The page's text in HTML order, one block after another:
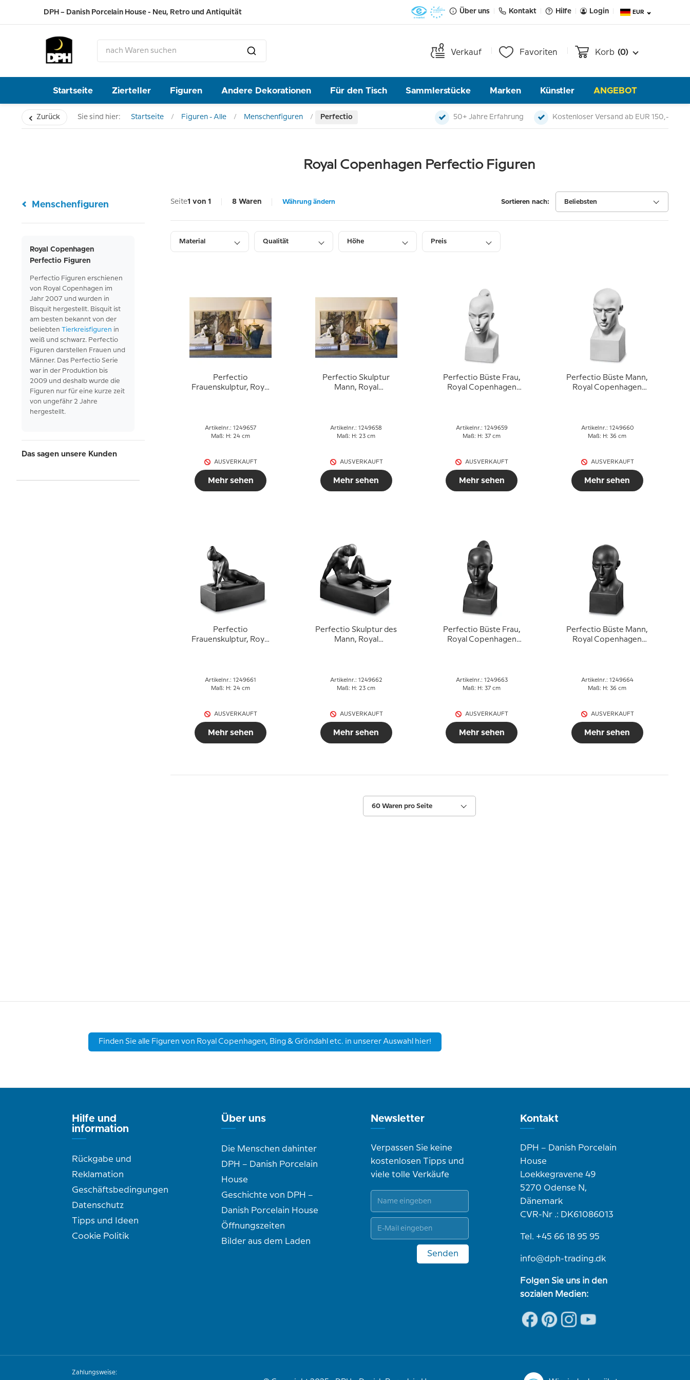
DPH – Danish Porcelain House - Neu, Retro und Antiquität Über uns Kontakt Hilfe Login EUR
Verkauf Favoriten Korb (0)
Startseite Zierteller Figuren Andere Dekorationen Für den Tisch Sammlerstücke Marken Künstler ANGEBOT
Zurück Sie sind hier: Startseite Figuren - Alle Menschenfiguren Perfectio 50+ Jahre Erfahrung Kostenloser Versand ab EUR 150,-
Menschenfiguren
Royal Copenhagen
Perfectio Figuren
Perfectio Figuren erschienen
von Royal Copenhagen im
Jahr 2007 und wurden in
Bisquit hergestellt. Bisquit ist
am besten bekannt von der
beliebten Tierkreisfiguren in
weiß und schwarz. Perfectio
Figuren darstellen Frauen und
Männer. Das Perfectio Serie
war in der Produktion bis
2009 und deshalb wurde die
Figuren nur für eine kurze zeit
von ungefähr 2 Jahre
hergestellt.
Das sagen unsere Kunden
Royal Copenhagen Perfectio Figuren
Seite1 von 1 8 Waren Währung ändern Sortieren nach: Beliebsten
Material Qualität Höhe Preis
Perfectio
Frauenskulptur, Royal
Artikelnr.: 1249657
Maß: H: 24 cm
AUSVERKAUFT
Mehr sehen
Perfectio Skulptur
Mann, Royal
Artikelnr.: 1249658
Maß: H: 23 cm
AUSVERKAUFT
Mehr sehen
Perfectio Büste Frau,
Royal Copenhagen
Artikelnr.: 1249659
Maß: H: 37 cm
AUSVERKAUFT
Mehr sehen
Perfectio Büste Mann,
Royal Copenhagen
Artikelnr.: 1249660
Maß: H: 36 cm
AUSVERKAUFT
Mehr sehen
Perfectio
Frauenskulptur, Royal
Artikelnr.: 1249661
Maß: H: 24 cm
AUSVERKAUFT
Mehr sehen
Perfectio Skulptur des
Mann, Royal
Artikelnr.: 1249662
Maß: H: 23 cm
AUSVERKAUFT
Mehr sehen
Perfectio Büste Frau,
Royal Copenhagen
Artikelnr.: 1249663
Maß: H: 37 cm
AUSVERKAUFT
Mehr sehen
Perfectio Büste Mann,
Royal Copenhagen
Artikelnr.: 1249664
Maß: H: 36 cm
AUSVERKAUFT
Mehr sehen
60 Waren pro Seite
Finden Sie alle Figuren von Royal Copenhagen, Bing & Gröndahl etc. in unserer Auswahl hier!
Hilfe und
information
Rückgabe und
Reklamation
Geschäftsbedingungen
Datenschutz
Tipps und Ideen
Cookie Politik
Über uns
Die Menschen dahinter
DPH – Danish Porcelain
House
Geschichte von DPH –
Danish Porcelain House
Öffnungszeiten
Bilder aus dem Laden
Newsletter
Verpassen Sie keine
kostenlosen Tipps und
viele tolle Verkäufe
Senden
Kontakt
DPH – Danish Porcelain
House
Loekkegravene 49
5270 Odense N,
Dänemark
CVR-Nr .: DK61086013
Tel. +45 66 18 95 95
info@dph-trading.dk
Folgen Sie uns in den
sozialen Medien:
Zahlungsweise: